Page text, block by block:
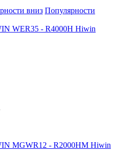
вниз Популярности
WER35 - R4000H Hiwin
MGWR12 - R2000HM Hiwin